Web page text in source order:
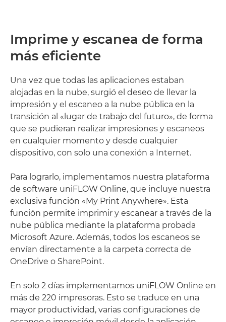
Imprime y escanea de forma
más eficiente
Una vez que todas las aplicaciones estaban
alojadas en la nube, surgió el deseo de llevar la
impresión y el escaneo a la nube pública en la
transición al «lugar de trabajo del futuro», de forma
que se pudieran realizar impresiones y escaneos
en cualquier momento y desde cualquier
dispositivo, con solo una conexión a Internet.
Para lograrlo, implementamos nuestra plataforma
de software uniFLOW Online, que incluye nuestra
exclusiva función «My Print Anywhere». Esta
función permite imprimir y escanear a través de la
nube pública mediante la plataforma probada
Microsoft Azure. Además, todos los escaneos se
envían directamente a la carpeta correcta de
OneDrive o SharePoint.
En solo 2 días implementamos uniFLOW Online en
más de 220 impresoras. Esto se traduce en una
mayor productividad, varias configuraciones de